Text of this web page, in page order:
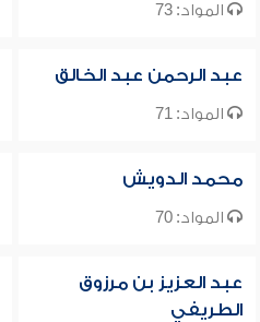
المواد: 73
عبد الرحمن عبد الخالق
المواد: 71
محمد الدويش
المواد: 70
عبد العزيز بن مرزوق
الطريفي